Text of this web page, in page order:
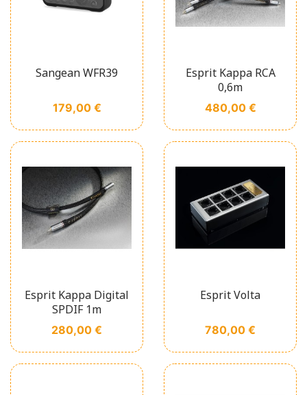
Sangean WFR39
Prix
179,00 €
Esprit Kappa RCA
0,6m
Prix
480,00 €
Esprit Kappa Digital
SPDIF 1m
Prix
280,00 €
Esprit Volta
Prix
780,00 €